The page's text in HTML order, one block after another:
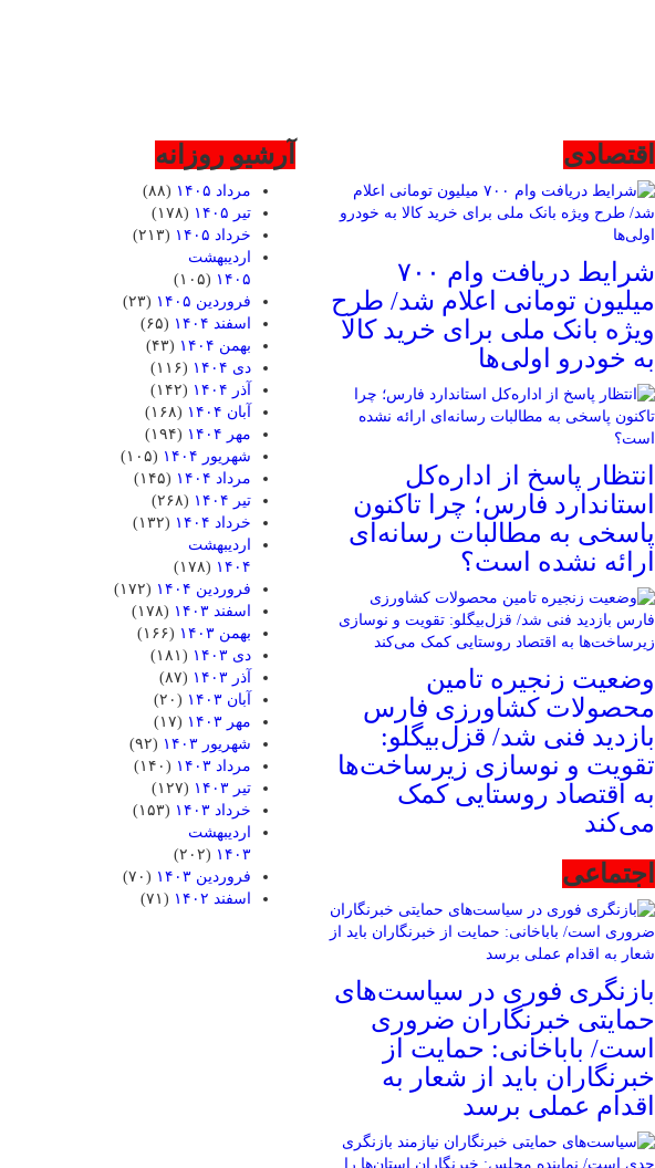
اقتصادی
شرایط دریافت وام ۷۰۰
میلیون تومانی اعلام شد/ طرح
ویژه بانک ملی برای خرید کالا
به خودرو اولی‌ها
انتظار پاسخ از اداره‌کل
استاندارد فارس؛ چرا تاکنون
پاسخی به مطالبات رسانه‌ای
ارائه نشده است؟
وضعیت زنجیره تامین
محصولات کشاورزی فارس
بازدید فنی شد/ قزل‌بیگلو:
تقویت و نوسازی زیرساخت‌ها
به اقتصاد روستایی کمک
می‌کند
اجتماعی
بازنگری فوری در سیاست‌های
حمایتی خبرنگاران ضروری
است/ باباخانی: حمایت از
خبرنگاران باید از شعار به
اقدام عملی برسد
آرشیو روزانه
مرداد ۱۴۰۵
(۸۸)
تیر ۱۴۰۵
(۱۷۸)
خرداد ۱۴۰۵
(۲۱۳)
اردیبهشت
۱۴۰۵ (۱۰۵)
فروردین ۱۴۰۵
(۲۳)
اسفند ۱۴۰۴
(۶۵)
بهمن ۱۴۰۴
(۴۳)
دی ۱۴۰۴
(۱۱۶)
آذر ۱۴۰۴
(۱۴۲)
آبان ۱۴۰۴
(۱۶۸)
مهر ۱۴۰۴
(۱۹۴)
شهریور ۱۴۰۴
(۱۰۵)
مرداد ۱۴۰۴
(۱۴۵)
تیر ۱۴۰۴
(۲۶۸)
خرداد ۱۴۰۴
(۱۳۲)
اردیبهشت
۱۴۰۴ (۱۷۸)
فروردین ۱۴۰۴
(۱۷۲)
اسفند ۱۴۰۳
(۱۷۸)
بهمن ۱۴۰۳
(۱۶۶)
دی ۱۴۰۳
(۱۸۱)
آذر ۱۴۰۳
(۸۷)
آبان ۱۴۰۳
(۲۰)
مهر ۱۴۰۳
(۱۷)
شهریور ۱۴۰۳
(۹۲)
مرداد ۱۴۰۳
(۱۴۰)
تیر ۱۴۰۳
(۱۲۷)
خرداد ۱۴۰۳
(۱۵۳)
اردیبهشت
۱۴۰۳ (۲۰۲)
فروردین ۱۴۰۳
(۷۰)
اسفند ۱۴۰۲
(۷۱)